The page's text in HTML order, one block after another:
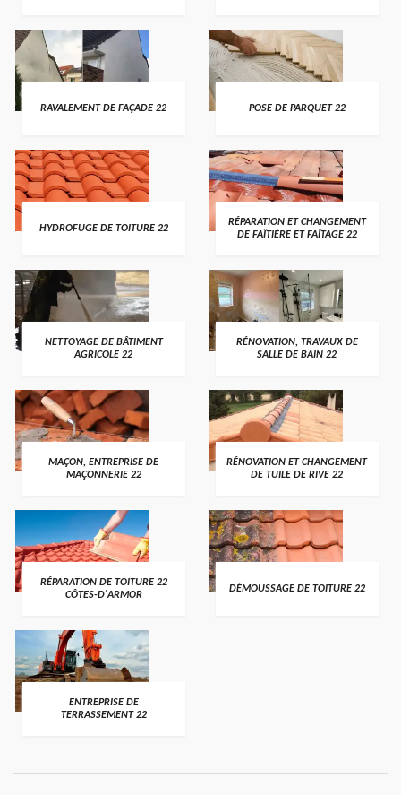
RAVALEMENT DE FAÇADE 22 POSE DE PARQUET 22
HYDROFUGE DE TOITURE 22
RÉPARATION ET CHANGEMENT
DE FAÎTIÈRE ET FAÎTAGE 22
NETTOYAGE DE BÂTIMENT
AGRICOLE 22
RÉNOVATION, TRAVAUX DE
SALLE DE BAIN 22
MAÇON, ENTREPRISE DE
MAÇONNERIE 22
RÉNOVATION ET CHANGEMENT
DE TUILE DE RIVE 22
RÉPARATION DE TOITURE 22
CÔTES-D'ARMOR
DÉMOUSSAGE DE TOITURE 22
ENTREPRISE DE
TERRASSEMENT 22